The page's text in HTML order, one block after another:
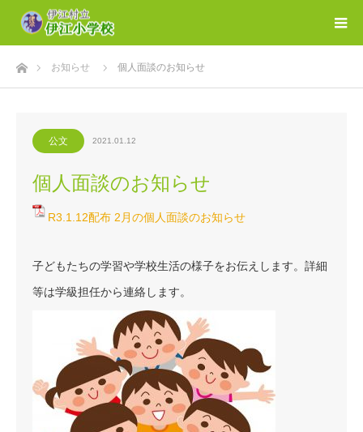
ホームお知らせ 個人面談のお知らせ
公文 2021.01.12
個人面談のお知らせ
R3.1.12配布 2月の個人面談のお知らせ
子どもたちの学習や学校生活の様子をお伝えします。詳細
等は学級担任から連絡します。